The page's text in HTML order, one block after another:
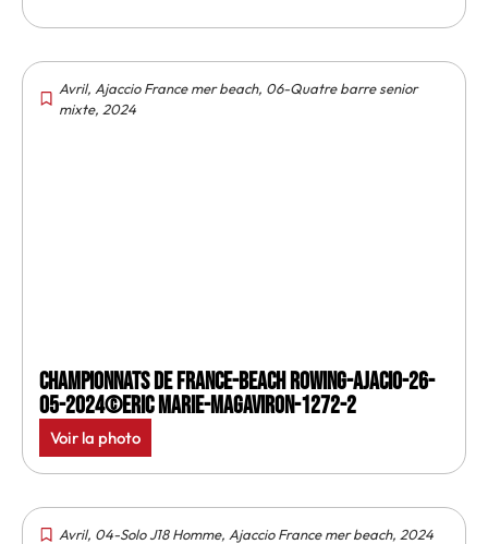
Avril, Ajaccio France mer beach, 06-Quatre barre senior
mixte, 2024
Championnats de France-Beach rowing-Ajacio-26-
05-2024©Eric Marie-MagAviron-1272-2
Voir la photo
Avril, 04-Solo J18 Homme, Ajaccio France mer beach, 2024